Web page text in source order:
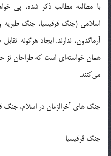
با مطالعه مطالب ذکر شده، پی
اسلامی (جنگ قرقیسیا، جنگ
آرماگدون، ندارند. ایجاد هرگونه‌
همان‌ خواسته‌ای‌ است‌ كه‌ طراحان‌ تز
می‌كنند.
جنگ های آخرالزمان در اسلام، جنگ
جنگ قرقیسیا